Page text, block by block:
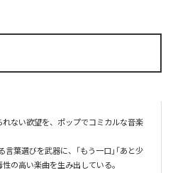
ない欲望を、ポップでコミカルな音楽
葉選びを武器に、「もう一口」「あと少
の高い楽曲を生み出している。